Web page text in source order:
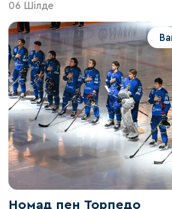
06 Шілде
Номад пен Торпедо